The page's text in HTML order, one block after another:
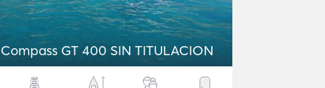
Compass GT 400 SIN TITULACION